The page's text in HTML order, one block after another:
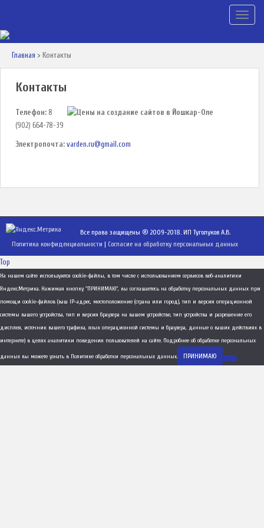
Главная > Контакты
Контакты
Телефон: 8
(902) 664-78-39
Электропочта: varden.ru@gmail.com
Все права защищены ® 2009-2018. ИП Туголуков А.В.
Политика конфиденциальности | Согласие на обработку персональных данных
Top
На нашем сайте используются cookie-файлы, в том числе с использованием сервисов веб-аналитики
Яндекс.Метрика. Нажимая кнопку "ПРИНИМАЮ", вы соглашаетесь на обработку персональных данных при
помощи cookie-файлов (ваш IP-адрес, местоположение (страна или город), тип и версия операционной
системы вашего устройства, тип и версия браузера на вашем устройстве, тип устройства и разрешение его
дисплея, источник вашего трафика, язык операционной системы и браузера, данные о ваших действиях в
интернете) в целях аналитики поведения пользователей на сайте. Подробнее об обработке персональных
данных вы можете узнать в Политике обработки персональных данных. ПРИНИМАЮ